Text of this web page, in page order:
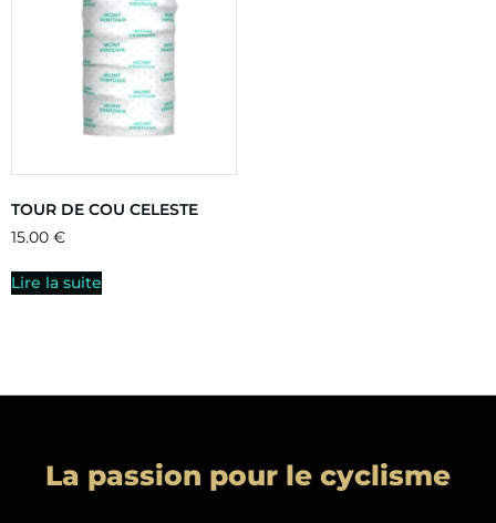
TOUR DE COU CELESTE
15.00 €
Lire la suite
La passion pour le cyclisme